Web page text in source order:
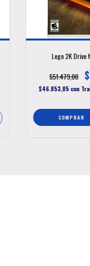
Lego 2K Drive
$51.479,00
$46.853,05 con